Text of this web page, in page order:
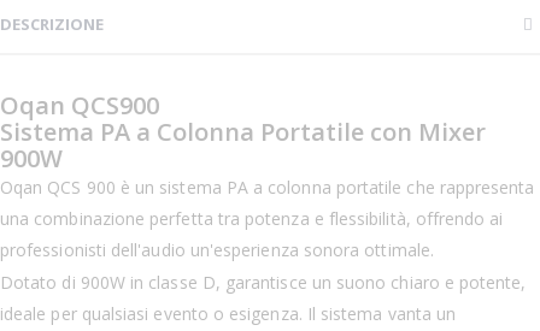
DESCRIZIONE
Oqan QCS900
Sistema PA a Colonna Portatile con Mixer
900W
Oqan QCS 900 è un sistema PA a colonna portatile che rappresenta
una combinazione perfetta tra potenza e flessibilità, offrendo ai
professionisti dell'audio un'esperienza sonora ottimale.
Dotato di 900W in classe D, garantisce un suono chiaro e potente,
ideale per qualsiasi evento o esigenza. Il sistema vanta un